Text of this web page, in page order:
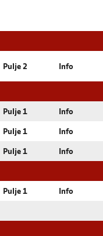
Pulje 2 Info
Pulje 1 Info
Pulje 1 Info
Pulje 1 Info
Pulje 1 Info